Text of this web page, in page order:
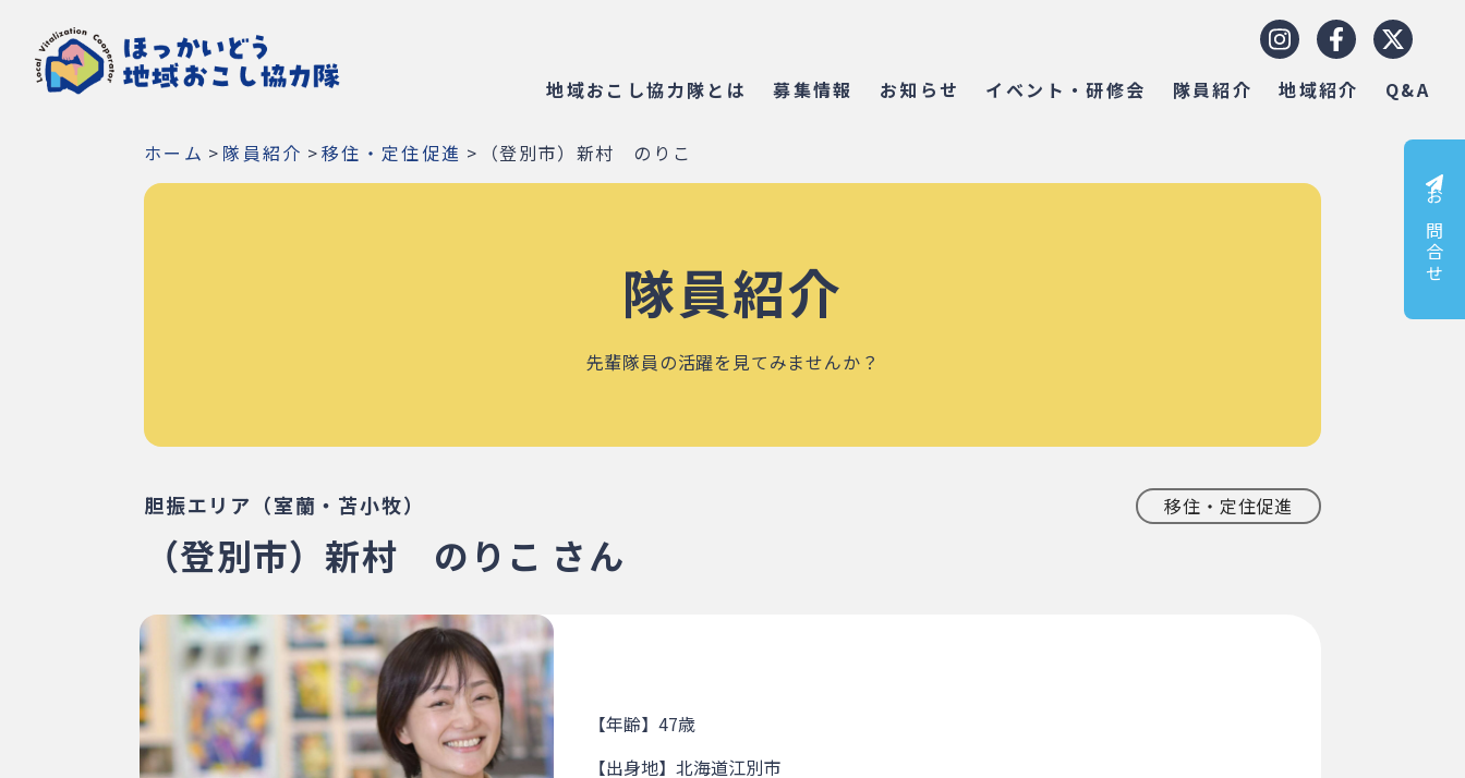
地域おこし協力隊とは 募集情報 お知らせ イベント・研修会 隊員紹介 地域紹介 Q&A
お問合せ
ホーム > 隊員紹介 >移住・定住促進 > （登別市）新村 のりこ
隊員紹介
先輩隊員の活躍を見てみませんか？
胆振エリア（室蘭・苫小牧） 移住・定住促進
（登別市）新村 のりこ さん
【年齢】47歳
【出身地】北海道江別市